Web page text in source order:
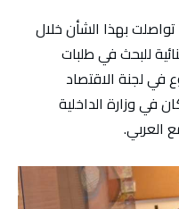
بهذا الشأن خلال
للبحث في طلبات
في لجنة الاقتصاد
في وزارة الداخلية
العربي.